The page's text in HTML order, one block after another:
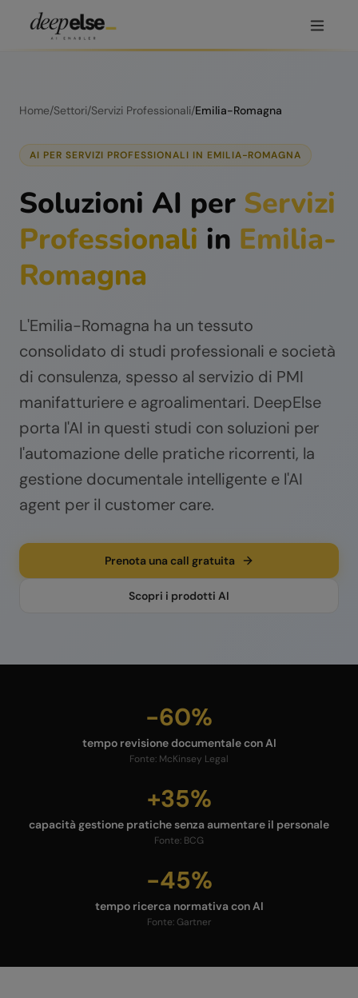
Home/Settori/Servizi Professionali/Emilia-Romagna
AI PER SERVIZI PROFESSIONALI IN EMILIA-ROMAGNA
Soluzioni AI per Servizi
Professionali in Emilia-
Romagna
L'Emilia-Romagna ha un tessuto
consolidato di studi professionali e società
di consulenza, spesso al servizio di PMI
manifatturiere e agroalimentari. DeepElse
porta l'AI in questi studi con soluzioni per
l'automazione delle pratiche ricorrenti, la
gestione documentale intelligente e l'AI
agent per il customer care.
Prenota una call gratuita
Scopri i prodotti AI
-60%
tempo revisione documentale con AI
Fonte: McKinsey Legal
+35%
capacità gestione pratiche senza aumentare il personale
Fonte: BCG
-45%
tempo ricerca normativa con AI
Fonte: Gartner